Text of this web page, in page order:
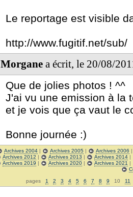
Le reportage est visible
http://www.fugitif.net/sub/
Morgane a écrit, le 20/08/
Que de jolies photos ! ^^
J'ai vu une emission à la
et je vois que ça vaut le
Bonne journée :)
Archives 2004| Archives 2005| Archives 2006
Archives 2012 | Archives 2013 | Archives 2014|
Archives 2019 | Archives 2020| Archives 2021 |
pages 1 2 3 4 5 6 7 8 9 10 11